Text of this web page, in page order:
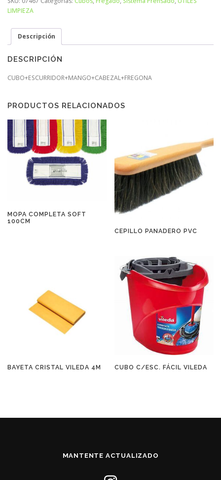
LIMPIEZA
Descripción
DESCRIPCIÓN
CUBO+ESCURRIDOR+MANGO+CABEZAL+FREGONA
PRODUCTOS RELACIONADOS
MOPA COMPLETA SOFT
100CM
CEPILLO PANADERO PVC
BAYETA CRISTAL VILEDA 4M CUBO C/ESC. FÁCIL VILEDA
MANTENTE ACTUALIZADO